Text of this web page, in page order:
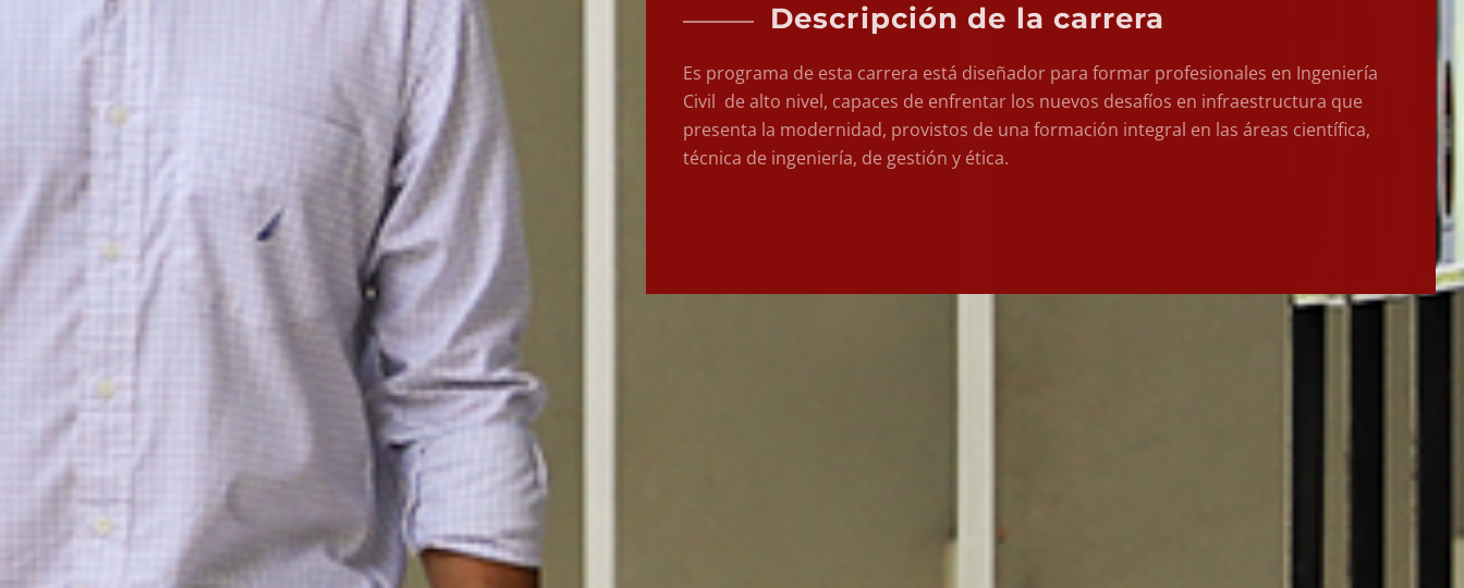
Descripción de la carrera
Es programa de esta carrera está diseñador para formar profesionales en Ingeniería
Civil de alto nivel, capaces de enfrentar los nuevos desafíos en infraestructura que
presenta la modernidad, provistos de una formación integral en las áreas científica,
técnica de ingeniería, de gestión y ética.